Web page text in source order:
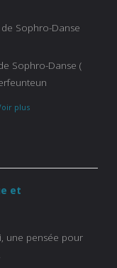
Sophro-Danse
Sophro-Danse (
plus
et
une pensée pour